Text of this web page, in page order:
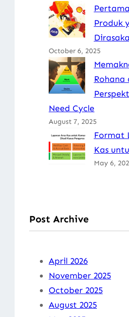
Produk
October 6, 2025
Rohana
Need Cycle
August 7, 2025
Format
Kas
May 6,
Post Archive
April 2026
November 2025
October 2025
August 2025